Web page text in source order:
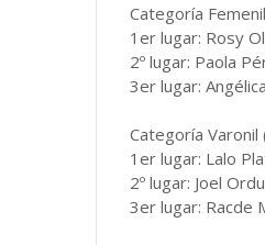
Categoría
1er lugar: Rosy
2º lugar: Paola
3er lugar:
Categoría Varonil
1er lugar: Lalo
2º lugar: Joel
3er lugar: Racde